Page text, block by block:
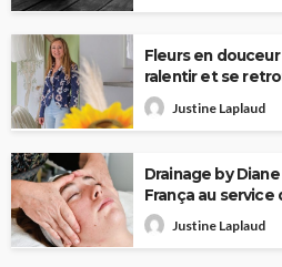
Fleurs en
ralentir et se
Justine Laplaud
Drainage by
França au
Justine Laplaud